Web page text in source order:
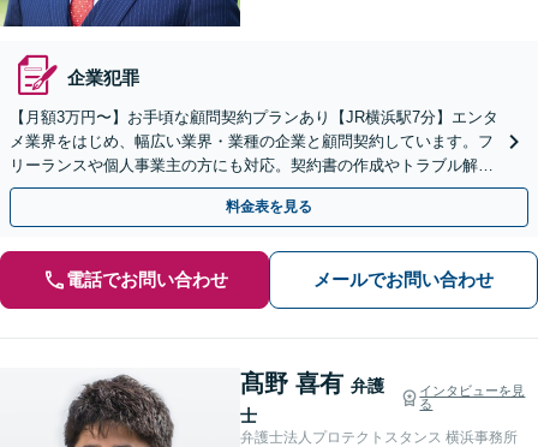
企業犯罪
【月額3万円〜】お手頃な顧問契約プランあり【JR横浜駅7分】エンタ
メ業界をはじめ、幅広い業界・業種の企業と顧問契約しています。フ
リーランスや個人事業主の方にも対応。契約書の作成やトラブル解決
はお任せください
料金表を見る
電話でお問い合わせ メールでお問い合わせ
髙野 喜有 弁護
士
インタビューを見
る
弁護士法人プロテクトスタンス 横浜事務所